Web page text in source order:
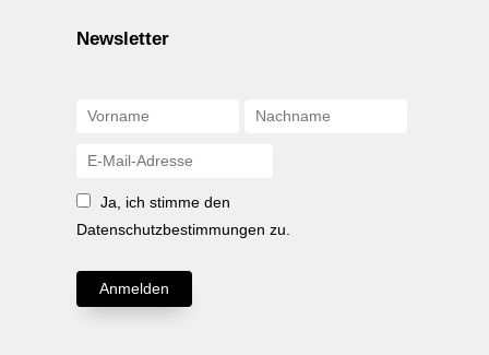
Newsletter
Ja, ich stimme den
Datenschutzbestimmungen zu.
Anmelden